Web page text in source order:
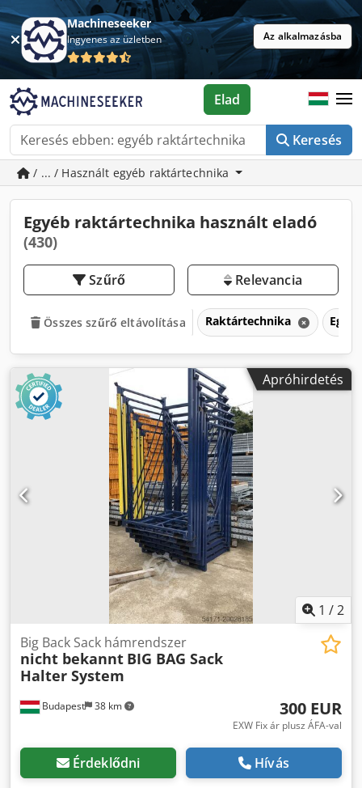
Machineseeker
Ingyenes az üzletben Az alkalmazásba
Keresés
Elad
/ ... / Használt egyéb raktártechnika
Egyéb raktártechnika használt eladó
(430)
Szűrő Relevancia
Összes szűrő eltávolítása Raktártechnika
Apróhirdetés
1 /2
Budapest 38 km
Big Back Sack hámrendszer
nicht bekannt BIG BAG Sack
Halter System
300 EUR
EXW Fix ár plusz ÁFA-val
Érdeklődni Hívás